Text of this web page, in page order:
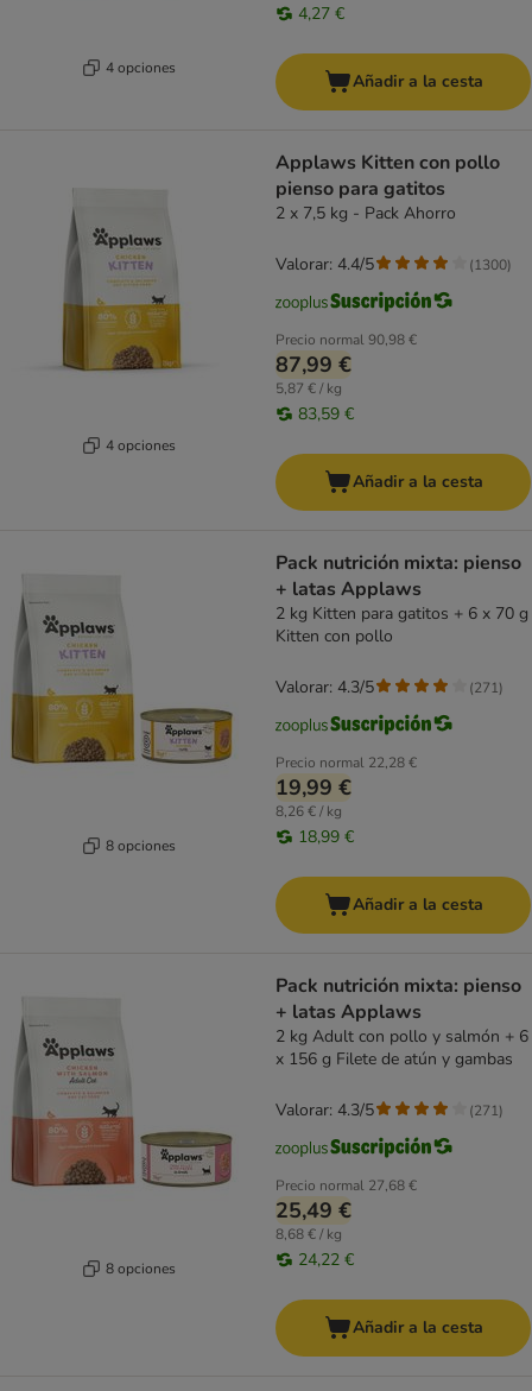
4 opciones
4,27 €
Añadir a la cesta
4 opciones
Applaws Kitten con pollo
pienso para gatitos
2 x 7,5 kg - Pack Ahorro
Precio normal90,98 €
87,99 €
5,87 € / kg
83,59 €
Valorar: 4.4/5 (1300)
Añadir a la cesta
8 opciones
Pack nutrición mixta: pienso
+ latas Applaws
2 kg Kitten para gatitos + 6 x 70 g
Kitten con pollo
Precio normal 22,28 €
19,99 €
8,26 € / kg
18,99 €
Valorar: 4.3/5 (271)
Añadir a la cesta
8 opciones
Pack nutrición mixta: pienso
+ latas Applaws
2 kg Adult con pollo y salmón + 6
x 156 g Filete de atún y gambas
Precio normal 27,68 €
25,49 €
8,68 € / kg
24,22 €
Valorar: 4.3/5 (271)
Añadir a la cesta